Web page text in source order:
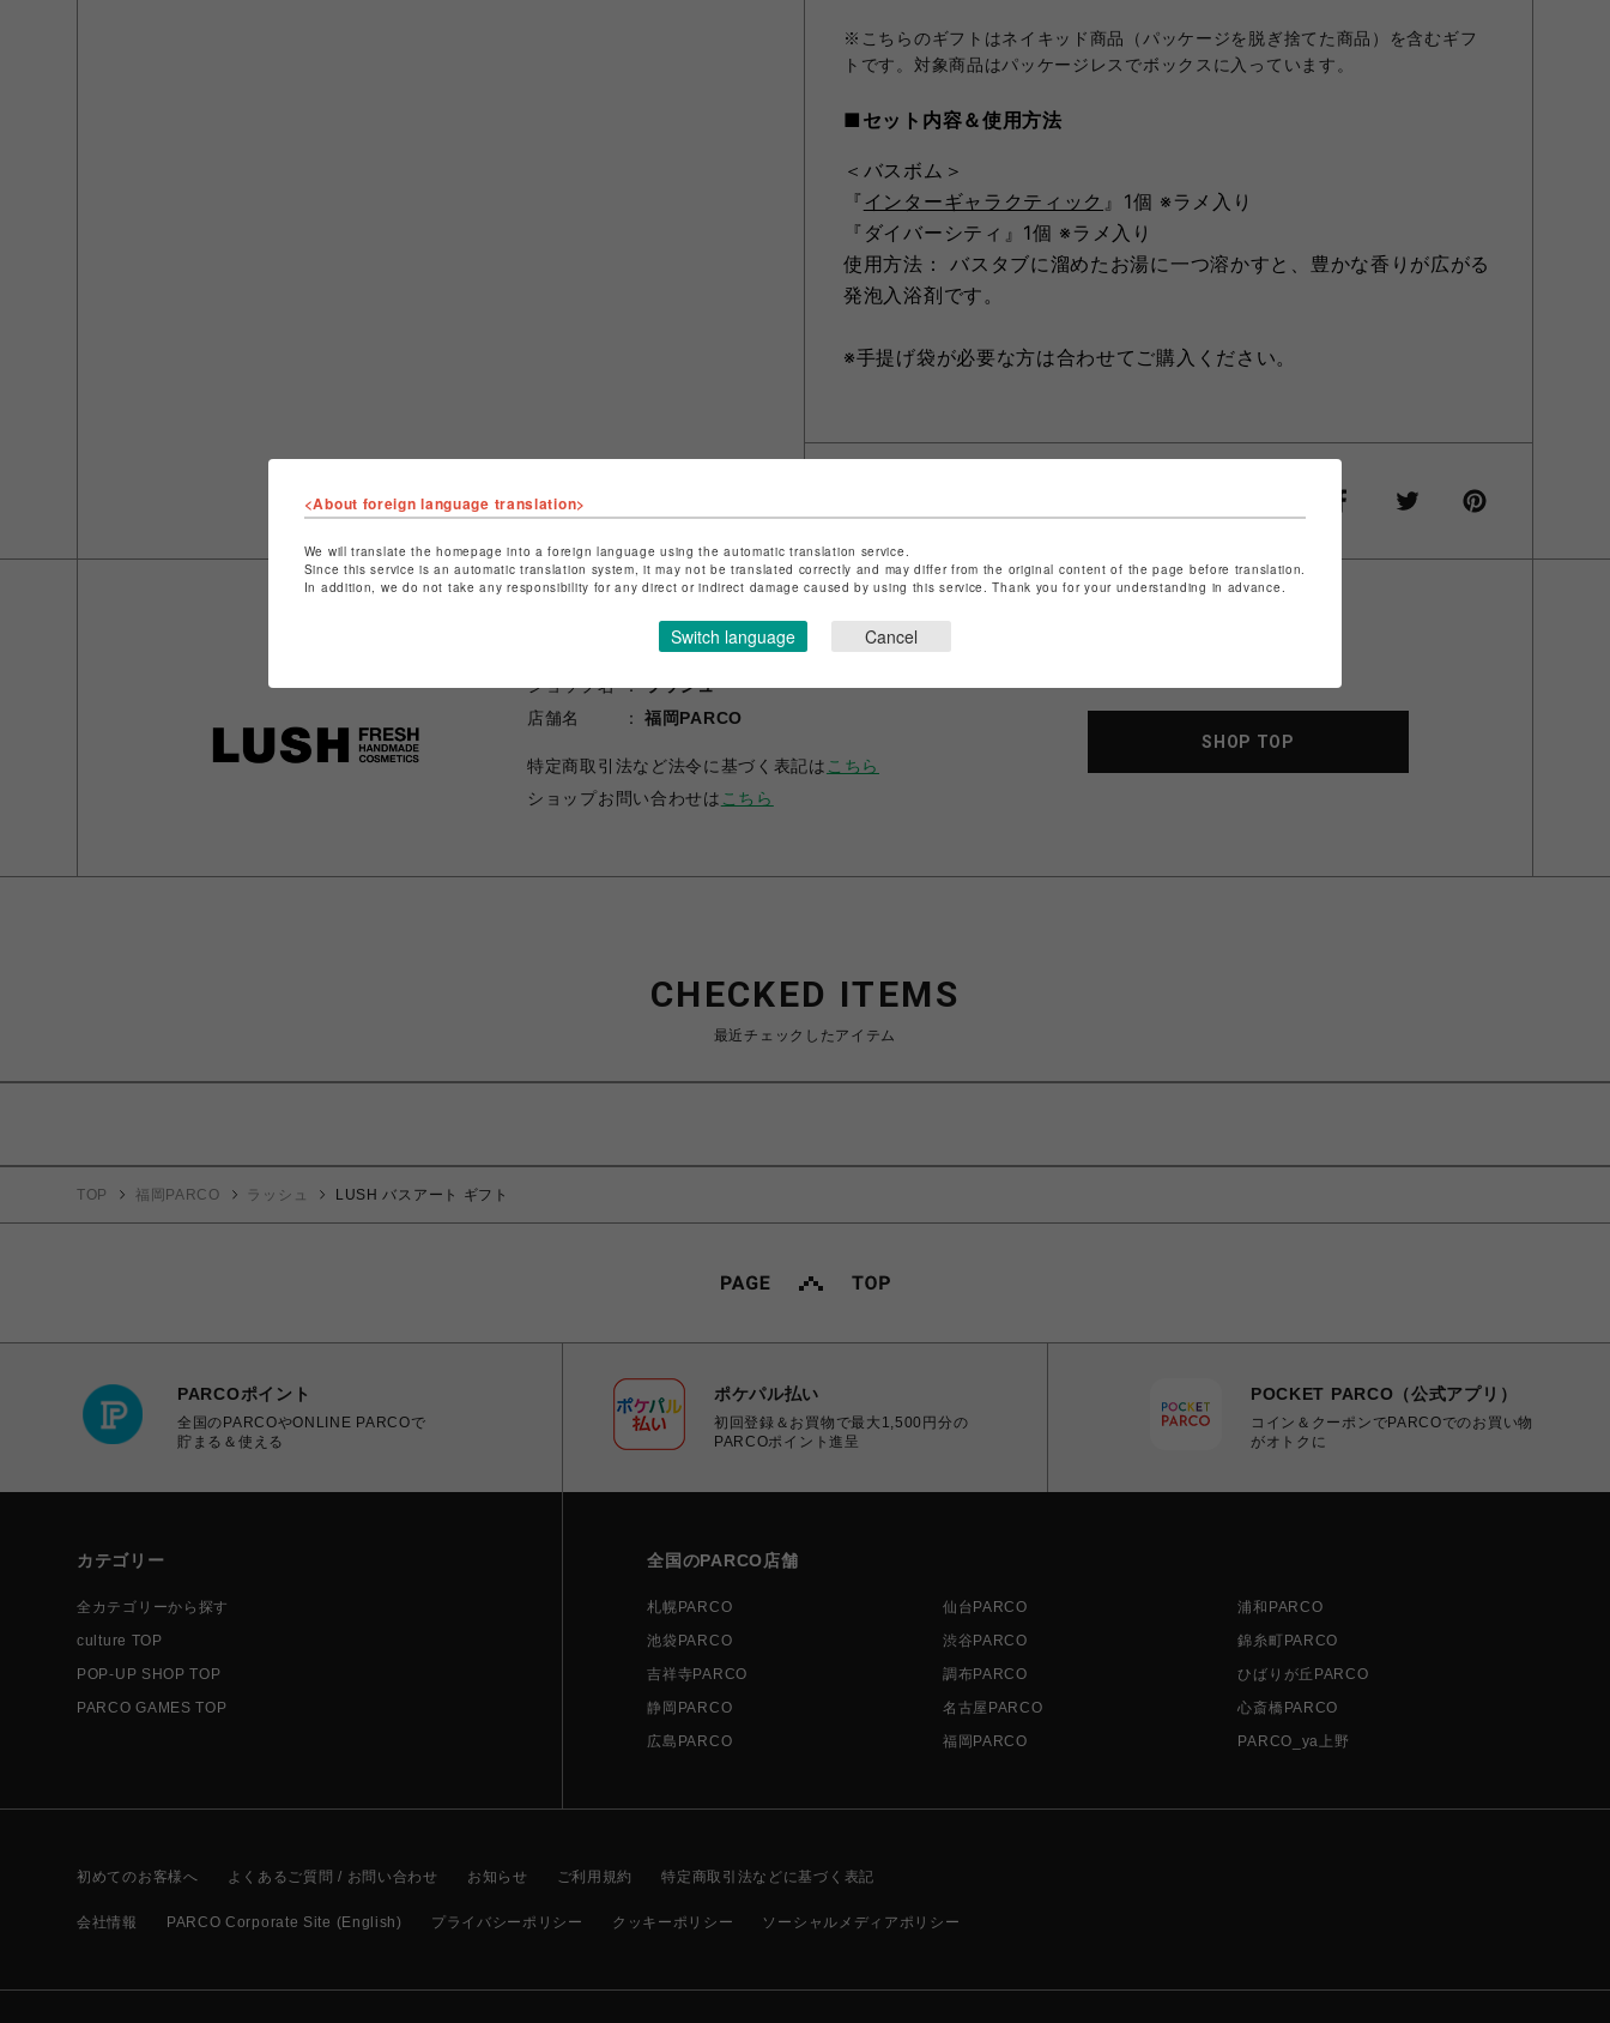
※こちらのギフトはネイキッド商品（パッケージを脱ぎ捨てた商品）を含むギフ
トです。対象商品はパッケージレスでボックスに入っています。
■セット内容＆使用方法
＜バスボム＞
『 インターギャラクティック 』1個 ※ラメ入り
『ダイバーシティ』1個 ※ラメ入り
使用方法： バスタブに溜めたお湯に一つ溶かすと、豊かな香りが広がる
発泡入浴剤です。
※手提げ袋が必要な方は合わせてご購入ください。
ショップ名
ラッシュ
店舗名
福岡PARCO
特定商取引法など法令に基づく表記は こちら
ショップお問い合わせは こちら
SHOP TOP
CHECKED ITEMS
最近チェックしたアイテム
TOP 福岡PARCO ラッシュ LUSH バスアート ギフト
PARCOポイント
全国のPARCOやONLINE PARCOで
貯まる＆使える
ポケパル払い
初回登録＆お買物で最大1,500円分の
PARCOポイント進呈
POCKET PARCO（公式アプリ）
コイン＆クーポンでPARCOでのお買い物
がオトクに
カテゴリー
全カテゴリーから探す
culture TOP
POP-UP SHOP TOP
PARCO GAMES TOP
全国のPARCO店舗
札幌PARCO 仙台PARCO
浦和PARCO
池袋PARCO
渋谷PARCO
錦糸町PARCO
吉祥寺PARCO
調布PARCO
ひばりが丘PARCO
静岡PARCO
名古屋PARCO
心斎橋PARCO
広島PARCO
福岡PARCO PARCO_ya上野
初めてのお客様へ よくあるご質問 / お問い合わせ お知らせ ご利用規約 特定商取引法などに基づく表記
会社情報 PARCO Corporate Site (English) プライバシーポリシー クッキーポリシー ソーシャルメディアポリシー
<About foreign language translation>
We will translate the homepage into a foreign language using the automatic translation service.
Since this service is an automatic translation system, it may not be translated correctly and may differ from the original content of the page before translation.
In addition, we do not take any responsibility for any direct or indirect damage caused by using this service. Thank you for your understanding in advance.
Switch language Cancel